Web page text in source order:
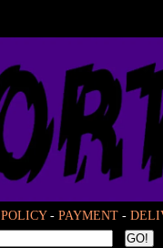
POLICY- PAYMENT -